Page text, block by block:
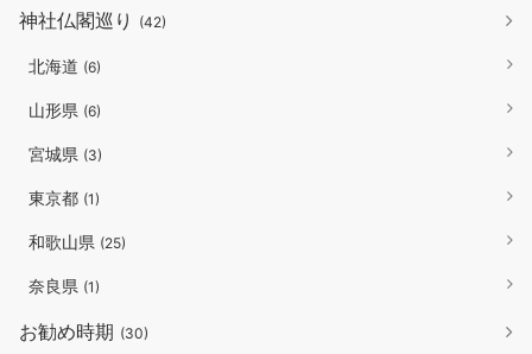
神社仏閣巡り (42)
北海道 (6)
山形県 (6)
宮城県 (3)
東京都 (1)
和歌山県 (25)
奈良県 (1)
お勧め時期 (30)